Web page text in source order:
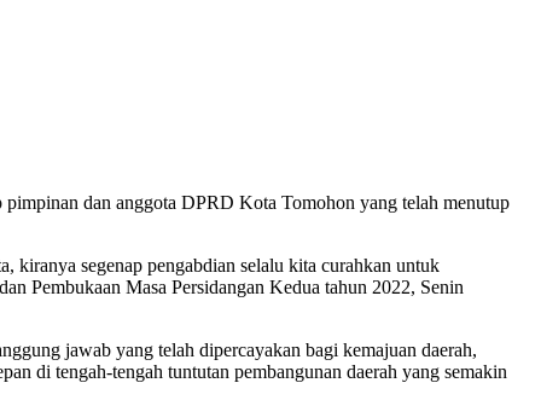
dan anggota DPRD Kota Tomohon yang telah menutup
kiranya segenap pengabdian selalu kita curahkan untuk
Pembukaan Masa Persidangan Kedua tahun 2022, Senin
jawab yang telah dipercayakan bagi kemajuan daerah,
di tengah-tengah tuntutan pembangunan daerah yang semakin